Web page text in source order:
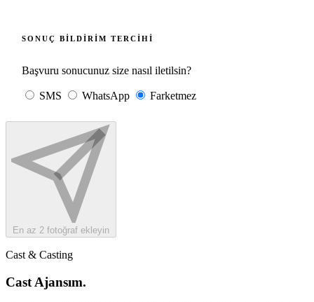
SONUÇ BILDIRIM TERCIHI
Başvuru sonucunuz size nasıl iletilsin?
SMS WhatsApp Farketmez
En az 2 fotoğraf ekleyin
Cast & Casting
Cast Ajansım.